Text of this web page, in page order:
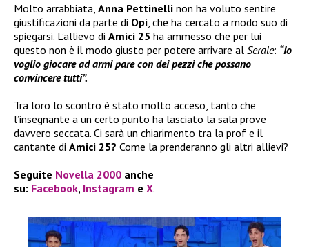
Molto arrabbiata, Anna Pettinelli non ha voluto sentire
giustificazioni da parte di Opi , che ha cercato a modo suo di
spiegarsi. L’allievo di Amici 25 ha ammesso che per lui
questo non è il modo giusto per potere arrivare al Serale: “Io
voglio giocare ad armi pare con dei pezzi che possano
convincere tutti”.
Tra loro lo scontro è stato molto acceso, tanto che
l’insegnante a un certo punto ha lasciato la sala prove
davvero seccata. Ci sarà un chiarimento tra la prof e il
cantante di Amici 25? Come la prenderanno gli altri allievi?
Seguite Novella 2000 anche
su: Facebook, Instagram e X.